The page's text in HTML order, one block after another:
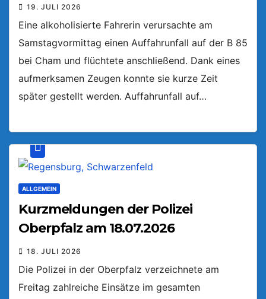
19. JULI 2026
Eine alkoholisierte Fahrerin verursachte am
Samstagvormittag einen Auffahrunfall auf der B 85
bei Cham und flüchtete anschließend. Dank eines
aufmerksamen Zeugen konnte sie kurze Zeit
später gestellt werden. Auffahrunfall auf…
ALLGEMEIN
Kurzmeldungen der Polizei
Oberpfalz am 18.07.2026
18. JULI 2026
Die Polizei in der Oberpfalz verzeichnete am
Freitag zahlreiche Einsätze im gesamten